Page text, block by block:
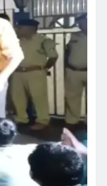
पर
को
2026